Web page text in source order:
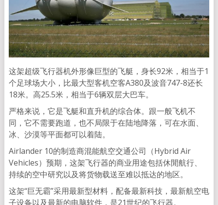
这架超级飞行器机外形像巨型的飞艇，身长92米，相当于1
个足球场大小，比最大型客机空客A380及波音747-8还长
18米。高25.5米，相当于6辆双层大巴车。
严格来说，它是飞艇和直升机的综合体。跟一般飞机不
同，它不需要跑道，也不局限于在陆地降落，可在水面、
冰、沙漠等平面都可以着陆。
Airlander 10的制造商混能航空交通公司（Hybrid Air
Vehicles）预期，这架飞行器的商业用途包括休閒航行、
持续的空中研究以及将货物载送至难以抵达的地区。
这架“巨无霸”采用最新型材料，配备最新科技，最新航空电
子设备以及最新的电脑软件，是21世纪的飞行器。